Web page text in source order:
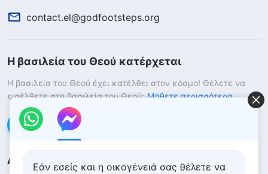
contact.el@godfootsteps.org
Η βασιλεία του Θεού κατέρχεται
Η βασιλεία του Θεού έχει κατέλθει στον κόσμο! Θέλετε να
εισέλθετε στη βασιλεία του Θεού; Μάθετε περισσότερα
Επικοινωνήστε μαζί μας μέσω Messenger
Ακολουθήστε μας
Εάν εσείς και η οικογένειά σας θέλετε να